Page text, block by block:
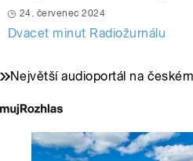
24. červenec 2024
Dvacet minut Radiožurnálu
Největší audioportál na